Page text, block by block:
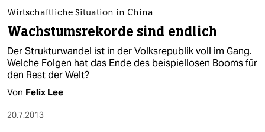
Wirtschaftliche Situation in China
Wachstumsrekorde sind endlich
Der Strukturwandel ist in der Volksrepublik voll im Gang.
Welche Folgen hat das Ende des beispiellosen Booms für
den Rest der Welt?
Von Felix Lee
20.7.2013